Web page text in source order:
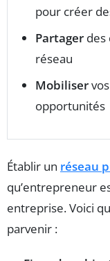
pour créer
Partager des
réseau
Mobiliser
opportunités
Établir un réseau
qu’entrepreneur
entreprise. Voici
parvenir :